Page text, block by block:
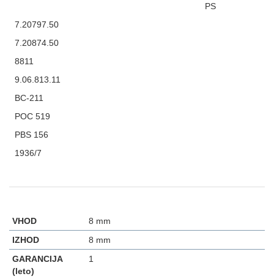
PS
7.20797.50
7.20874.50
8811
9.06.813.11
BC-211
POC 519
PBS 156
1936/7
VHOD
8 mm
IZHOD
8 mm
GARANCIJA
(leto)
1